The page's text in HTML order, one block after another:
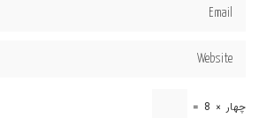
چهار ×
8
=